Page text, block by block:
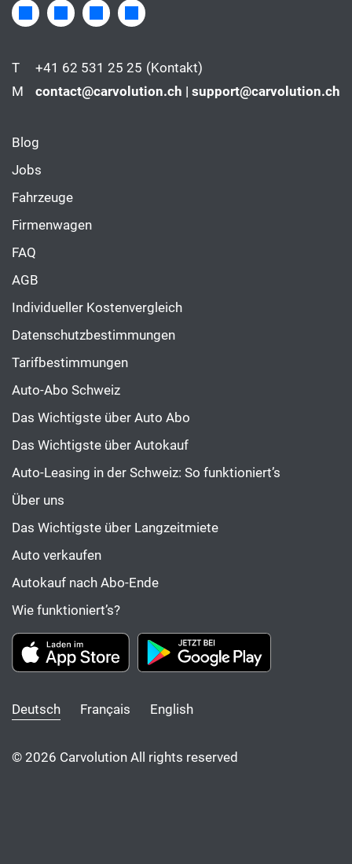
T +41 62 531 25 25 (Kontakt)
M
contact@carvolution.ch | support@carvolution.ch
Blog
Jobs
Fahrzeuge
Firmenwagen
FAQ
AGB
Individueller Kostenvergleich
Datenschutzbestimmungen
Tarifbestimmungen
Auto-Abo Schweiz
Das Wichtigste über Auto Abo
Das Wichtigste über Autokauf
Auto-Leasing in der Schweiz: So funktioniert’s
Über uns
Das Wichtigste über Langzeitmiete
Auto verkaufen
Autokauf nach Abo-Ende
Wie funktioniert’s?
Deutsch Français English
© 2026 Carvolution All rights reserved